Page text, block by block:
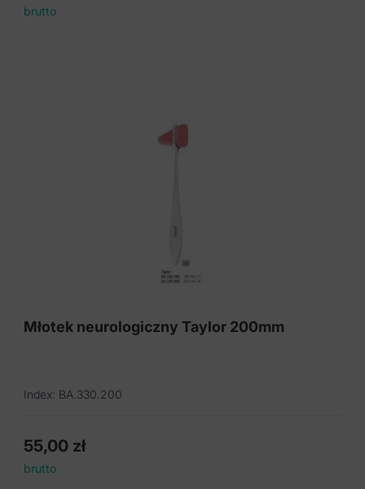
brutto
Młotek neurologiczny Taylor 200mm
Index: BA.330.200
55,00 zł
brutto